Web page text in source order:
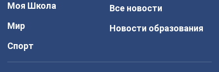
Моя Школа
Мир
Спорт
Все новости
Новости образования